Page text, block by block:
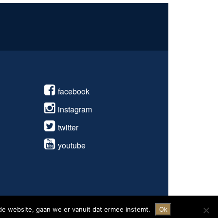
facebook
instagram
twitter
youtube
website, gaan we er vanuit dat ermee instemt. Ok